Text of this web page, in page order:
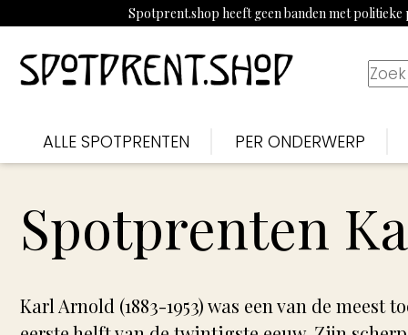
Spotprent.shop heeft geen banden met
ALLE SPOTPRENTEN PER ONDERWERP
Spotprenten
Karl Arnold (1883-1953) was een van de